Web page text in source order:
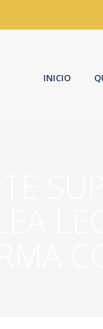
INICIO